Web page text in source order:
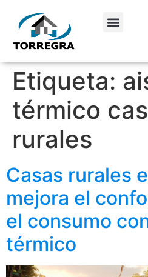
Etiqueta:
térmico
rurales
Casas rurales
mejora el
el consumo
térmico